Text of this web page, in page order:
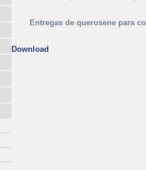
Entregas de querosene para
Download